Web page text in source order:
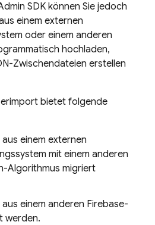
SDK können Sie jedoch
einem externen
oder einem anderen
hochladen,
Zwischendateien erstellen
bietet folgende
einem externen
mit einem anderen
Algorithmus migriert
einem anderen Firebase-
werden.